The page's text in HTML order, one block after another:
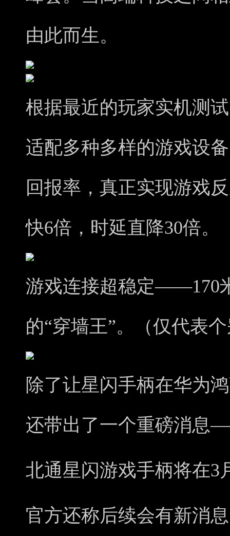
由此而生。
根据最近的玩家实机测
适配多种多样的游戏设
回报率，真正实现游戏
快6倍，时延直降30倍。
游戏连接超稳定——170
的“穿墙王”。（仅代表
除了让星闪手柄在华为
还带出了一个重磅消息
北通星闪游戏手柄将在3
官方还称后续会有新消